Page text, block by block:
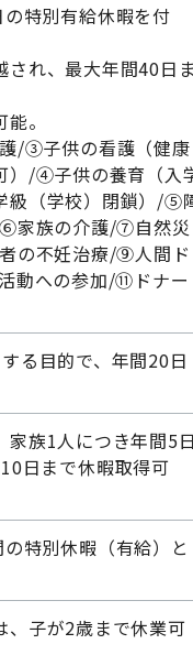
特別有給休暇を付
され、最大年間40日ま
。
/③子供の看護（健康
）/④子供の養育（入
級（学校）閉鎖）/⑤
家族の介護/⑦自然災
の不妊治療/⑨人間ド
動への参加/⑪ドナー
る目的で、年間20日
家族1人につき年間5日
日まで休暇取得可
特別休暇（有給）と
、子が2歳まで休業可